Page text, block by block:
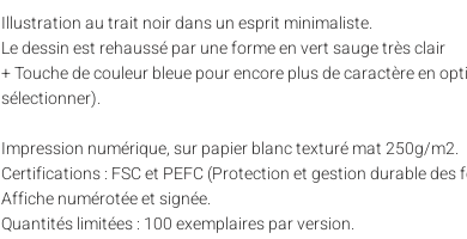
Illustration au trait noir dans un esprit minimaliste.
Le dessin est rehaussé par une forme en vert sauge très clair
+ Touche de couleur bleue pour encore plus de caractère en
sélectionner).
Impression numérique, sur papier blanc texturé mat 250g/m2.
Certifications : FSC et PEFC (Protection et gestion durable des
Affiche numérotée et signée.
Quantités limitées : 100 exemplaires par version.